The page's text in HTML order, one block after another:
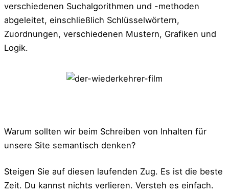
verschiedenen Suchalgorithmen und -methoden
abgeleitet, einschließlich Schlüsselwörtern,
Zuordnungen, verschiedenen Mustern, Grafiken und
Logik.
Warum sollten wir beim Schreiben von Inhalten für
unsere Site semantisch denken?
Steigen Sie auf diesen laufenden Zug. Es ist die beste
Zeit. Du kannst nichts verlieren. Versteh es einfach.